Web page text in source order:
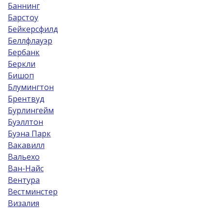
Баннинг
Барстоу
Бейкерсфилд
Беллфлауэр
Бербанк
Беркли
Бишоп
Блумингтон
Брентвуд
Бурлингейм
Буэллтон
Буэна Парк
Вакавилл
Вальехо
Ван-Найс
Вентура
Вестминстер
Визалия